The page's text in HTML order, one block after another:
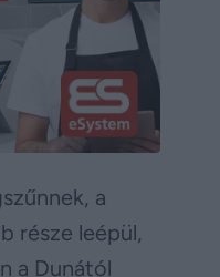
a
része leépül,
a Dunától